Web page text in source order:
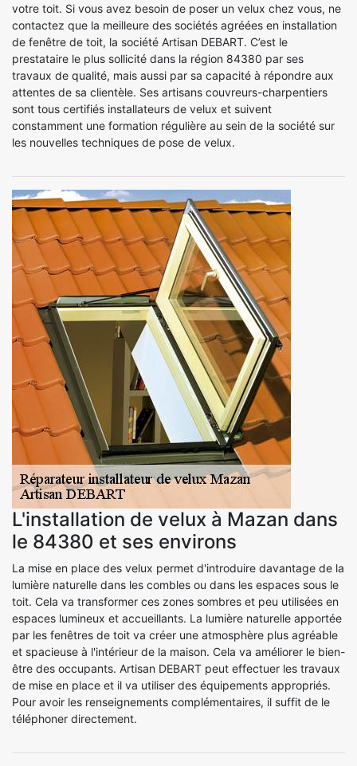
votre toit. Si vous avez besoin de poser un velux chez vous, ne
contactez que la meilleure des sociétés agréées en installation
de fenêtre de toit, la société Artisan DEBART. C’est le
prestataire le plus sollicité dans la région 84380 par ses
travaux de qualité, mais aussi par sa capacité à répondre aux
attentes de sa clientèle. Ses artisans couvreurs-charpentiers
sont tous certifiés installateurs de velux et suivent
constamment une formation régulière au sein de la société sur
les nouvelles techniques de pose de velux.
L'installation de velux à Mazan dans
le 84380 et ses environs
La mise en place des velux permet d'introduire davantage de la
lumière naturelle dans les combles ou dans les espaces sous le
toit. Cela va transformer ces zones sombres et peu utilisées en
espaces lumineux et accueillants. La lumière naturelle apportée
par les fenêtres de toit va créer une atmosphère plus agréable
et spacieuse à l'intérieur de la maison. Cela va améliorer le bien-
être des occupants. Artisan DEBART peut effectuer les travaux
de mise en place et il va utiliser des équipements appropriés.
Pour avoir les renseignements complémentaires, il suffit de le
téléphoner directement.